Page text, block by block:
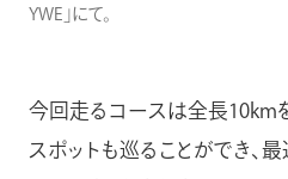
YWE」にて。
今回走るコースは全長10km
スポットも巡ることができ、